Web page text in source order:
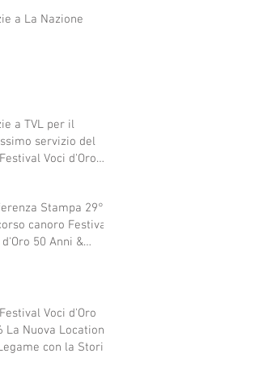
a La Nazione
a TVL per il
servizio del
Voci d'Oro
Stampa 29°
canoro Festival
d'Oro 50 Anni &
Voci d'Oro
La Nuova Location
con la Storia